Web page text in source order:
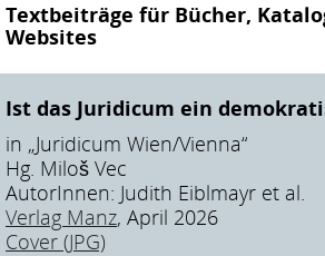
Textbeiträge für Bücher,
Websites
Ist das Juridicum ein
in „Juridicum Wien/Vienna“
Hg. Miloš Vec
AutorInnen: Judith Eiblmayr et al.
Verlag Manz, April 2026
Cover (JPG)